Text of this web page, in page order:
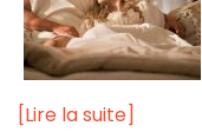
[Lire la suite]